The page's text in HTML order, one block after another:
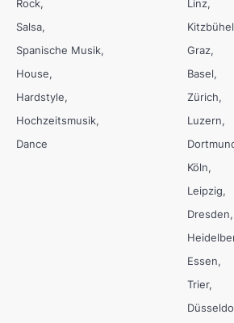
Rock
Salsa
Spanische Musik
House
Hardstyle
Hochzeitsmusik
Dance
Linz
Kitzbühel
Graz
Basel
Zürich
Luzern
Köln
Leipzig
Dresden
Essen
Trier